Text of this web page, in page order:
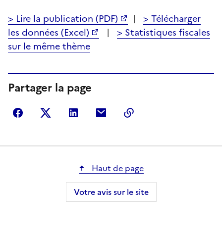
> Lire la publication (PDF)
| > Télécharger
les données (Excel)
| > Statistiques fiscales
sur le même thème
Partager la page
Partager sur Facebook
Partager sur Twitter
Partager sur LinkedIn
Partager par courriel
Haut de page
Votre avis sur le site